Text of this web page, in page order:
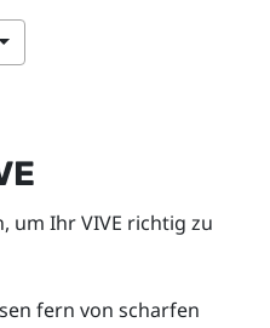
um IhrVIVE richtig zu
fern von scharfen